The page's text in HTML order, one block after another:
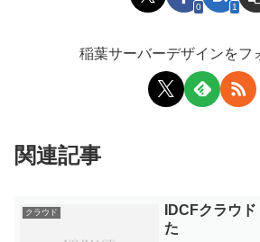
0 1
稲葉サーバーデザインをフ
関連記事
クラウド
IDCFクラウ
た